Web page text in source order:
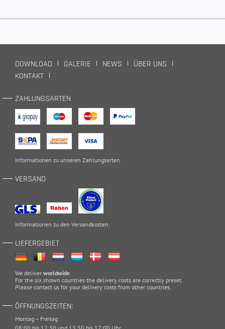
DOWNLOAD GALERIE NEWS
ÜBER UNS
KONTAKT
ZAHLUNGSARTEN
Informationen zu unseren Zahlungsarten.
VERSAND
Informationen zu den Versandkosten.
LIEFERGEBIET
We deliver worldwide.
For the six shown countries the delivery costs are correctly preset.
Please contact us for your delivery costs from other countries.
ÖFFNUNGSZEITEN:
Montag – Freitag